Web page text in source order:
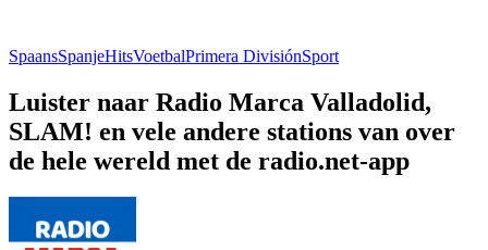
SpaansSpanjeHitsVoetbalPrimera DivisiónSport
Luister naar Radio Marca Valladolid,
SLAM! en vele andere stations van over
de hele wereld met de radio.net-app